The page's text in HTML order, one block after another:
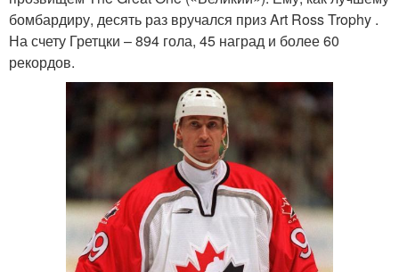
бомбардиру, десять раз вручался приз Art Ross Trophy .
На счету Гретцки – 894 гола, 45 наград и более 60
рекордов.